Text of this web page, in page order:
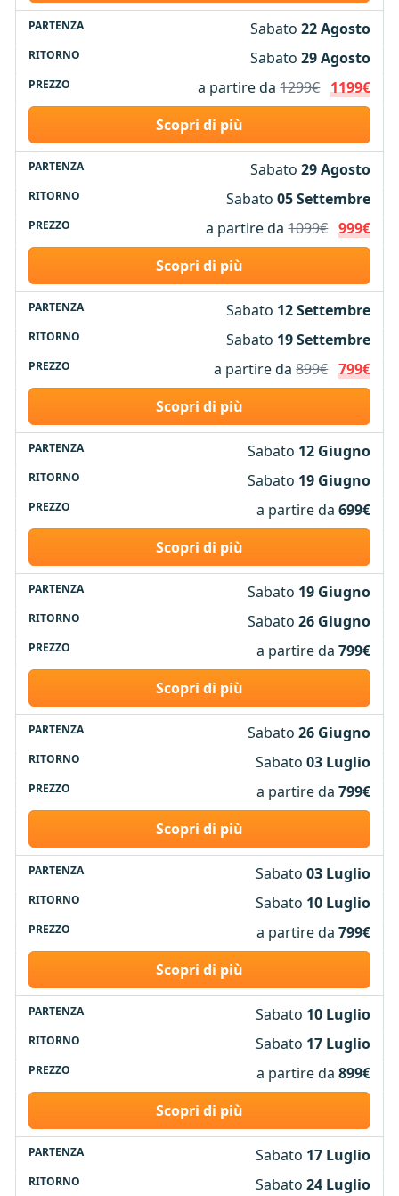
Sabato22 Agosto
Sabato29 Agosto
a partire da1299€ 1199€
Scopri di più
Sabato29 Agosto
Sabato05 Settembre
a partire da1099€ 999€
Scopri di più
Sabato 12 Settembre
Sabato 19 Settembre
a partire da899€ 799€
Scopri di più
Sabato 12 Giugno
Sabato 19 Giugno
a partire da699€
Scopri di più
Sabato 19 Giugno
Sabato26 Giugno
a partire da799€
Scopri di più
Sabato26 Giugno
Sabato03 Luglio
a partire da799€
Scopri di più
Sabato03 Luglio
Sabato 10 Luglio
a partire da799€
Scopri di più
Sabato 10 Luglio
Sabato 17 Luglio
a partire da899€
Scopri di più
Sabato 17 Luglio
Sabato24 Luglio